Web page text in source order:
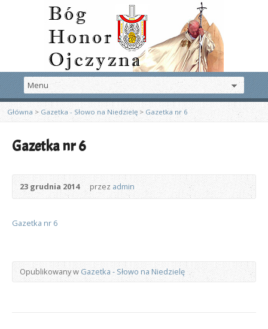
Główna >Gazetka - Słowo na Niedzielę> Gazetka nr 6
Gazetka nr 6
23 grudnia 2014 przez admin
Gazetka nr 6
Opublikowany wGazetka - Słowo na Niedzielę